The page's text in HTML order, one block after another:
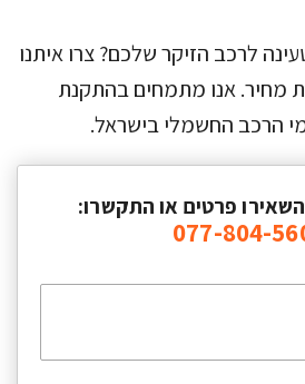
לרכב הזיקר שלכם? צרו איתנו
מחיר. אנו מתמחים בהתקנת
הרכב החשמלי בישראל.
פרטים או התקשרו:
077-804-